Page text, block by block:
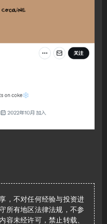
，不对任何经验与投资进
所有地区法律法规，不参
容未经许可，禁止转载、